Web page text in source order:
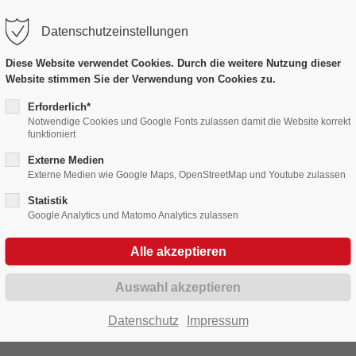
dolor sit amet:
/ 365days
support for our customers
8:00am - 5:00pm
(GMT
Cybersteel Inc.
San Francisco, CA 94102
Have any questions?
info@yourdomain.com
Bildergalerien
Fasnet in Bildern 2010 - 2019
Datenschutzeinstellungen
Diese Website verwendet Cookies. Durch die weitere Nutzung dieser
Website stimmen Sie der Verwendung von Cookies zu.
Erforderlich*
Notwendige Cookies und Google Fonts zulassen damit die Website korrekt
funktioniert
Externe Medien
Externe Medien wie Google Maps, OpenStreetMap und Youtube zulassen
Statistik
Google Analytics und Matomo Analytics zulassen
Datenschutz Impressum